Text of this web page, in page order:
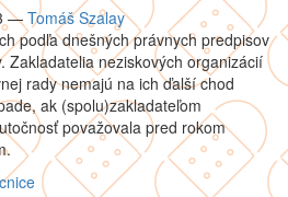
— Tomáš Szalay
podľa dnešných právnych predpisov
Zakladatelia neziskových organizácií
rady nemajú na ich ďalší chod
ak (spolu)zakladateľom
považovala pred rokom